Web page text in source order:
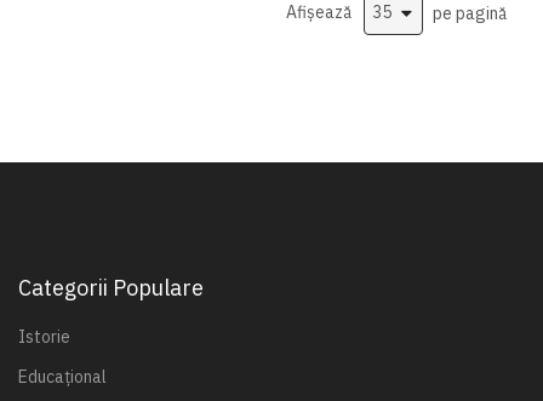
Afișează pe pagină
Categorii Populare
Istorie
Educațional